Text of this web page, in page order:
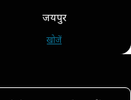
जयपुर
खोजें